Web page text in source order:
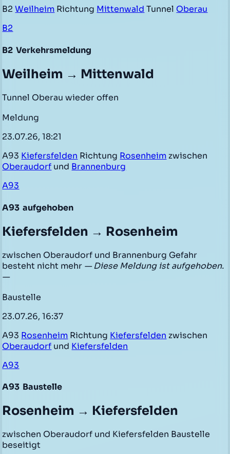
B2Weilheim Richtung Mittenwald Tunnel Oberau
B2
B2 Verkehrsmeldung
Weilheim → Mittenwald
Tunnel Oberau wieder offen
Meldung
23.07.26, 18:21
A93 Kiefersfelden Richtung Rosenheim zwischen
Oberaudorf und Brannenburg
A93
A93 aufgehoben
Kiefersfelden → Rosenheim
zwischen Oberaudorf und Brannenburg Gefahr
besteht nicht mehr — Diese Meldung ist aufgehoben.
—
Baustelle
23.07.26, 16:37
A93 Rosenheim Richtung Kiefersfelden zwischen
Oberaudorf und Kiefersfelden
A93
A93 Baustelle
Rosenheim → Kiefersfelden
zwischen Oberaudorf und Kiefersfelden Baustelle
beseitigt